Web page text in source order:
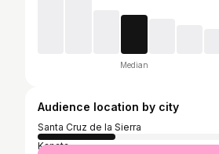
Median
Audience location by city
Santa Cruz de la Sierra
Kanata